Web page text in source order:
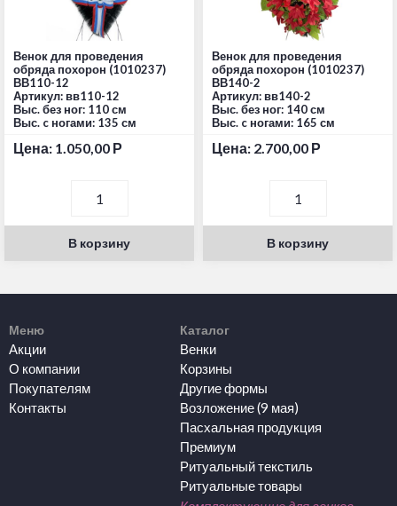
Венок для проведения
обряда похорон (1010237)
ВВ110-12
Артикул: вв110-12
Выс. без ног: 110 см
Выс. c ногами: 135 см
Цена: 1.050,00 Р
В корзину
Венок для проведения
обряда похорон (1010237)
ВВ140-2
Артикул: вв140-2
Выс. без ног: 140 см
Выс. c ногами: 165 см
Цена: 2.700,00 Р
В корзину
Меню
Акции
О компании
Покупателям
Контакты
Каталог
Венки
Корзины
Другие формы
Возложение (9 мая)
Пасхальная продукция
Премиум
Ритуальный текстиль
Ритуальные товары